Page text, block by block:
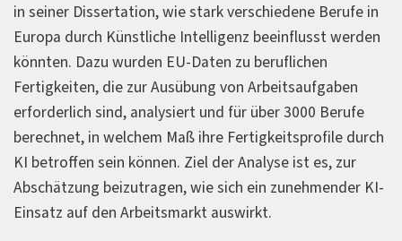
in seiner Dissertation, wie stark verschiedene Berufe in
Europa durch Künstliche Intelligenz beeinflusst werden
könnten. Dazu wurden EU-Daten zu beruflichen
Fertigkeiten, die zur Ausübung von Arbeitsaufgaben
erforderlich sind, analysiert und für über 3000 Berufe
berechnet, in welchem Maß ihre Fertigkeitsprofile durch
KI betroffen sein können. Ziel der Analyse ist es, zur
Abschätzung beizutragen, wie sich ein zunehmender KI-
Einsatz auf den Arbeitsmarkt auswirkt.